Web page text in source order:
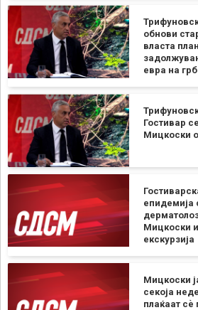
обнови
власта
евра на
Гостивар
Мицкоски
епидемија
Мицкоски
екскурзија
Мицкоски
секоја
плаќаат сѐ